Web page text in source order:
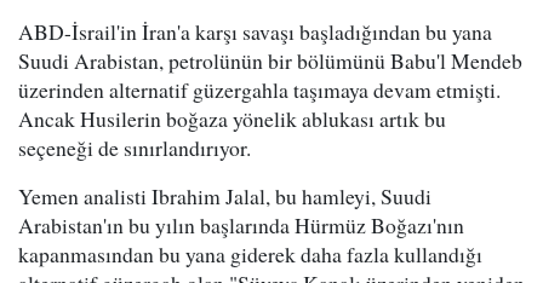
ABD-İsrail'in İran'a karşı savaşı başladığından bu yana
Suudi Arabistan, petrolünün bir bölümünü Babu'l Mendeb
üzerinden alternatif güzergahla taşımaya devam etmişti.
Ancak Husilerin boğaza yönelik ablukası artık bu
seçeneği de sınırlandırıyor.
Yemen analisti Ibrahim Jalal, bu hamleyi, Suudi
Arabistan'ın bu yılın başlarında Hürmüz Boğazı'nın
kapanmasından bu yana giderek daha fazla kullandığı